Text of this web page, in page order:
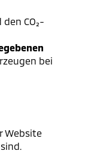
CO₂-
bei
Website